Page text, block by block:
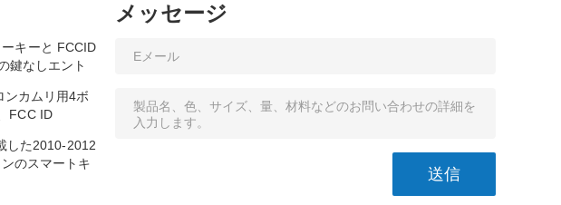
キーと FCCID
鍵なしエント
カムリ用4ボ
FCC ID
した2010-2012
のスマートキ
メッセージ